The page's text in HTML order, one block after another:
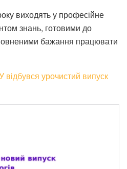
виходять у професійне
знань, готовими до
бажання працювати
урочистий випуск